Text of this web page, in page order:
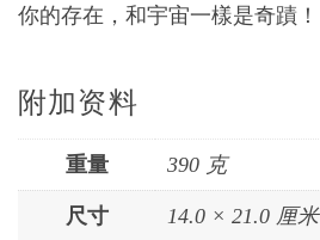
你的存在，和宇宙一樣是奇蹟！
附加资料
重量 390 克
尺寸 14.0 × 21.0 厘米